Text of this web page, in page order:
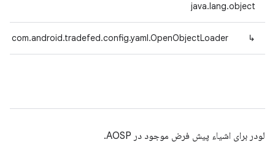
java.lang.object
↳
com.android.tradefed.config.yaml.OpenObjectLoader
لودر برای اشیاء پیش فرض موجود در AOSP.